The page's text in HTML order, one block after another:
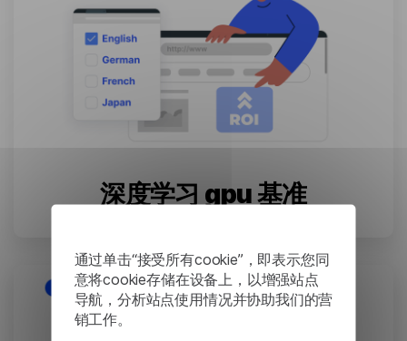
通过单击“接受所有cookie”，即表示您同
意将cookie存储在设备上，以增强站点
导航，分析站点使用情况并协助我们的营
销工作。
深度学习 gpu 基准